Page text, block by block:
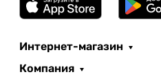
Интернет-магазин
Компания